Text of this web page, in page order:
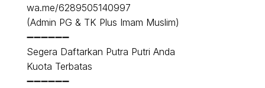
wa.me/6289505140997
(Admin PG & TK Plus Imam Muslim)
➖➖➖➖➖➖
Segera Daftarkan Putra Putri Anda
Kuota Terbatas
➖➖➖➖➖➖